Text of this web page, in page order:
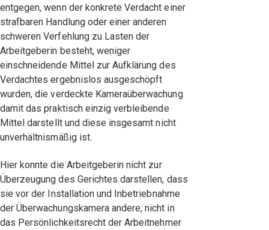
entgegen, wenn der konkrete Verdacht einer
strafbaren Handlung oder einer anderen
schweren Verfehlung zu Lasten der
Arbeitgeberin besteht, weniger
einschneidende Mittel zur Aufklärung des
Verdachtes ergebnislos ausgeschöpft
wurden, die verdeckte Kameraüberwachung
damit das praktisch einzig verbleibende
Mittel darstellt und diese insgesamt nicht
unverhältnismäßig ist.
Hier konnte die Arbeitgeberin nicht zur
Überzeugung des Gerichtes darstellen, dass
sie vor der Installation und Inbetriebnahme
der Überwachungskamera andere, nicht in
das Persönlichkeitsrecht der Arbeitnehmer